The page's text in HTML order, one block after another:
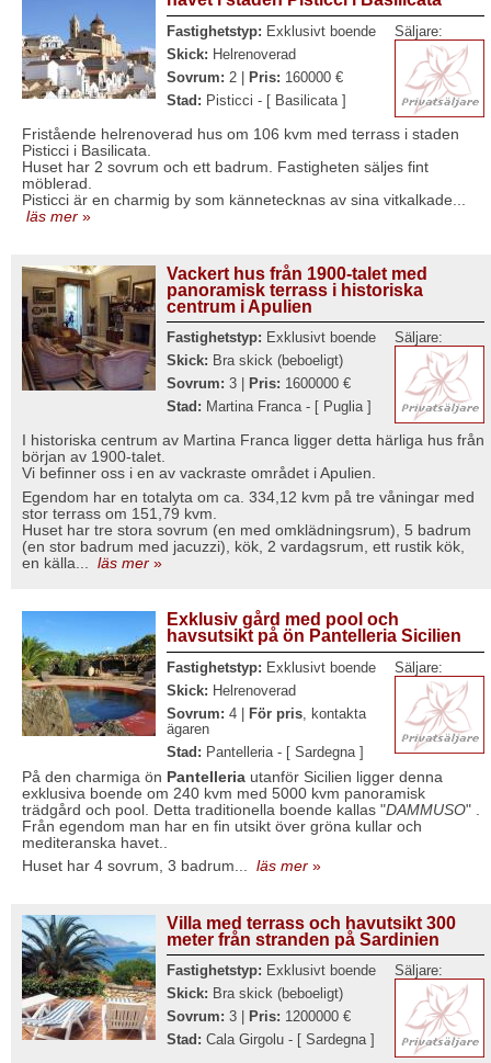
Fastighetstyp: Exklusivt boende
Skick: Helrenoverad
Sovrum: 2 | Pris: 160000 €
Stad: Pisticci - [ Basilicata ]
Säljare:
Fristående helrenoverad hus om 106 kvm med terrass i staden
Pisticci i Basilicata.
Huset har 2 sovrum och ett badrum. Fastigheten säljes fint
möblerad.
Pisticci är en charmig by som kännetecknas av sina vitkalkade...
läs mer »
Vackert hus från 1900-talet med
panoramisk terrass i historiska
centrum i Apulien
Fastighetstyp: Exklusivt boende
Skick: Bra skick (beboeligt)
Sovrum: 3 | Pris: 1600000 €
Stad: Martina Franca - [ Puglia ]
Säljare:
I historiska centrum av Martina Franca ligger detta härliga hus från
början av 1900-talet.
Vi befinner oss i en av vackraste området i Apulien.
Egendom har en totalyta om ca. 334,12 kvm på tre våningar med
stor terrass om 151,79 kvm.
Huset har tre stora sovrum (en med omklädningsrum), 5 badrum
(en stor badrum med jacuzzi), kök, 2 vardagsrum, ett rustik kök,
en källa...
läs mer »
Exklusiv gård med pool och
havsutsikt på ön Pantelleria Sicilien
Fastighetstyp: Exklusivt boende
Skick: Helrenoverad
Sovrum: 4 | För pris , kontakta
ägaren
Stad: Pantelleria - [ Sardegna ]
Säljare:
På den charmiga ön Pantelleria utanför Sicilien ligger denna
exklusiva boende om 240 kvm med 5000 kvm panoramisk
trädgård och pool. Detta traditionella boende kallas "DAMMUSO" .
Från egendom man har en fin utsikt över gröna kullar och
mediteranska havet..
Huset har 4 sovrum, 3 badrum... läs mer »
Villa med terrass och havutsikt 300
meter från stranden på Sardinien
Fastighetstyp: Exklusivt boende
Skick: Bra skick (beboeligt)
Sovrum: 3 | Pris: 1200000 €
Stad: Cala Girgolu - [ Sardegna ]
Säljare: